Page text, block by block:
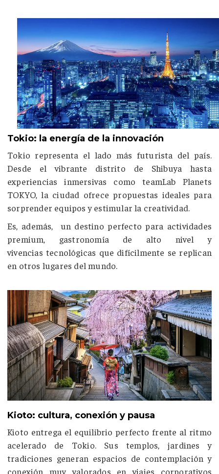
Tokio: la energía de la innovación
Tokio representa el lado más futurista del país.
Desde el vibrante distrito de Shibuya hasta
experiencias inmersivas comoteamLab Planets
TOKYO, la ciudad ofrece propuestas ideales para
sorprender equipos y estimular la creatividad.
Es, además, un destino perfecto para actividades
premium, gastronomía de alto nivel y
vivencias tecnológicas que difícilmente se replican
en otros lugares del mundo.
Kioto: cultura, conexión y pausa
Kioto entrega el equilibrio perfecto frente al ritmo
acelerado de Tokio. Sus templos, jardines y
tradiciones generan espacios de contemplación y
conexión muy valorados en viajes corporativos